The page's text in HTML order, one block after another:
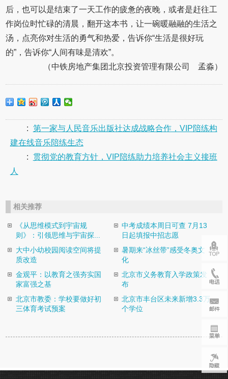
后，也可以是结束了一天工作的疲惫的夜晚，或者是赶往工
作岗位时忙碌的清晨，翻开这本书，让一碗暖融融的生活之
汤，点亮你对生活的勇气和热爱，告诉你“生活是很好玩
的”，告诉你“人间有味是清欢”。
（中铁房地产集团北京投资管理有限公司 孟淼）
: 第一家与人民音乐出版社达成战略合作，VIP陪练构
建在线音乐陪练生态
: 贯彻党的教育方针，VIP陪练助力培养社会主义接班
人
相关推荐
《从思维模式到宇宙规
则》：引领思维与宇宙探...
中考成绩本周日可查 7月13
日起填报中招志愿
大中小幼校园阅读空间将提
质改造
暑期来“冰丝带”感受冬奥文
化
金观平：以教育之强夯实国
家富强之基
北京市义务教育入学政策发
布
北京市教委：学校要做好初
三体育考试预案
北京市丰台区未来新增3.3万
个学位